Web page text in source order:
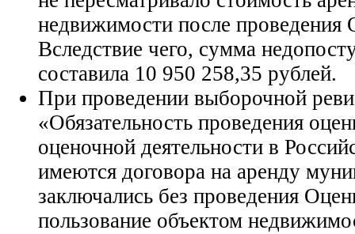
недвижимости после
Вследствие чего, сумма
составила 10 950 258,35 рублей.
При проведении выборочной
«Обязательность проведения
оценочной деятельности в
имеются договора на аренду
заключались без проведения
пользование объектом